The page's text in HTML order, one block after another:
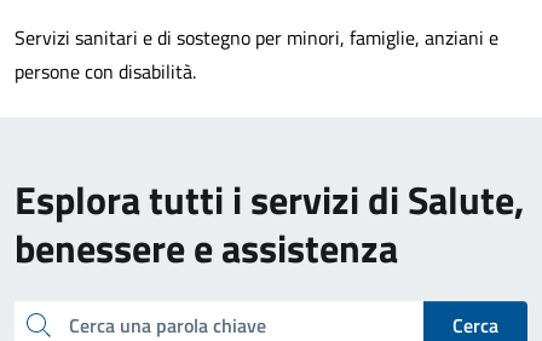
Servizi sanitari e di sostegno per minori, famiglie, anziani e
persone con disabilità.
Esplora tutti i servizi di Salute,
benessere e assistenza
Cerca una parola chiave
Cerca